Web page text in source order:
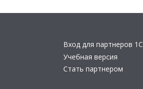
Вход для партнеров 1С
Учебная версия
Стать партнером